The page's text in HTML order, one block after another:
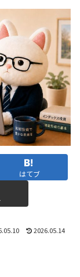
はてブ
2026.05.14